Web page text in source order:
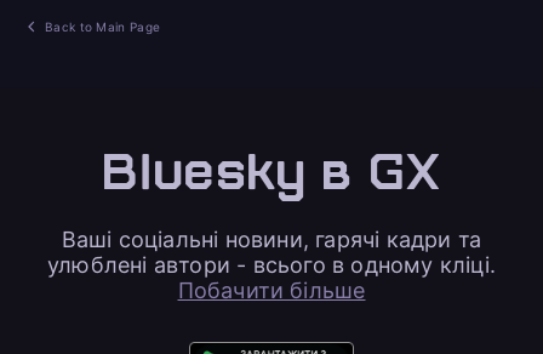
Back to Main Page
Bluesky в GX
Ваші соціальні новини, гарячі кадри та
улюблені автори - всього в одному кліці.
Побачити більше